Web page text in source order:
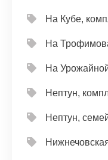
На Кубе,
На
На
Нептун,
Нептун,